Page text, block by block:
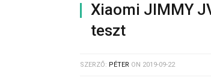
Xiaomi JIMMY
teszt
SZERZŐ: PÉTER ON 2019-09-22